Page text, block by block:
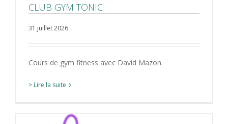
CLUB GYM TONIC
31 juillet 2026
Cours de gym fitness avec David Mazon.
> Lire la suite